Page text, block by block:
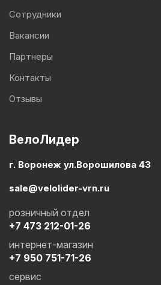
ВелоЛидер
г. Воронеж ул.Ворошилова 43
sale@velolider-vrn.ru
+7 473 212-01-26
розничный отдел
+7 950 751-71-26
интернет-магазин
сервис
Сотрудники
Вакансии
Партнеры
Контакты
Отзывы